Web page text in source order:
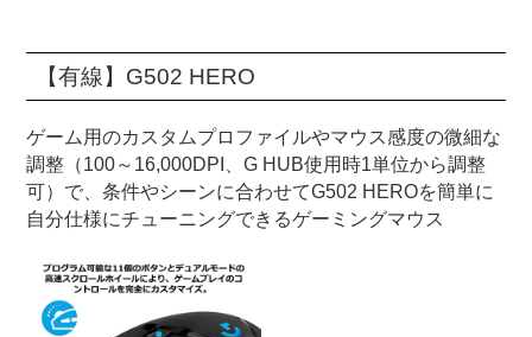
【有線】G502 HERO
ゲーム用のカスタムプロファイルやマウス感度の微細な
調整（100～16,000DPI、G HUB使用時1単位から調整
可）で、条件やシーンに合わせてG502 HEROを簡単に
自分仕様にチューニングできるゲーミングマウス